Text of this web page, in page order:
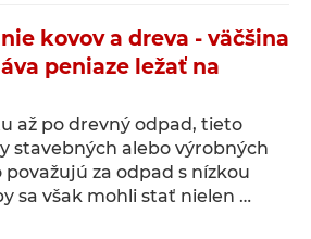
kovov a dreva - väčšina
peniaze ležať na
až po drevný odpad, tieto
stavebných alebo výrobných
považujú za odpad s nízkou
sa však mohli stať nielen …